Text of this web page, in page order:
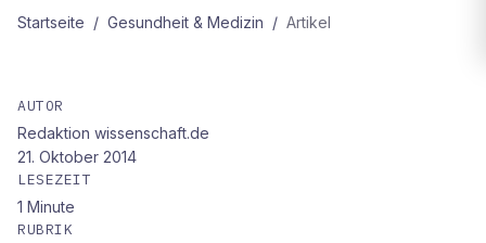
Startseite / Gesundheit & Medizin / Artikel
Test für Schäferhunde
AUTOR
Redaktion wissenschaft.de
21. Oktober 2014
LESEZEIT
1 Minute
RUBRIK